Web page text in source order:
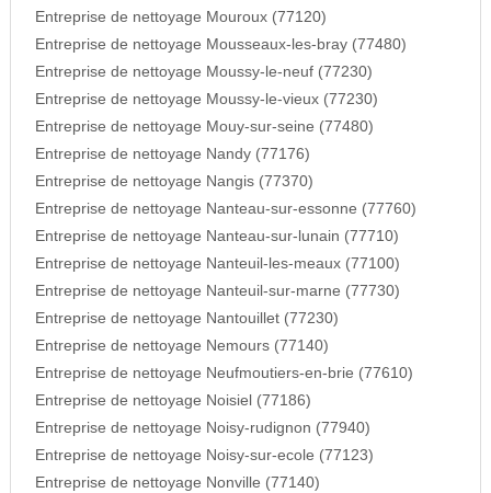
Entreprise de nettoyage Mouroux (77120)
Entreprise de nettoyage Mousseaux-les-bray (77480)
Entreprise de nettoyage Moussy-le-neuf (77230)
Entreprise de nettoyage Moussy-le-vieux (77230)
Entreprise de nettoyage Mouy-sur-seine (77480)
Entreprise de nettoyage Nandy (77176)
Entreprise de nettoyage Nangis (77370)
Entreprise de nettoyage Nanteau-sur-essonne (77760)
Entreprise de nettoyage Nanteau-sur-lunain (77710)
Entreprise de nettoyage Nanteuil-les-meaux (77100)
Entreprise de nettoyage Nanteuil-sur-marne (77730)
Entreprise de nettoyage Nantouillet (77230)
Entreprise de nettoyage Nemours (77140)
Entreprise de nettoyage Neufmoutiers-en-brie (77610)
Entreprise de nettoyage Noisiel (77186)
Entreprise de nettoyage Noisy-rudignon (77940)
Entreprise de nettoyage Noisy-sur-ecole (77123)
Entreprise de nettoyage Nonville (77140)